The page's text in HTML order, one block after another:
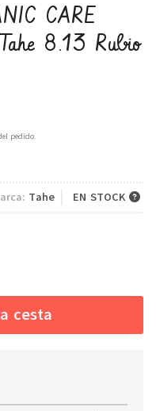
CARE
8.13 Rubio
pedido.
Tahe EN STOCK
cesta